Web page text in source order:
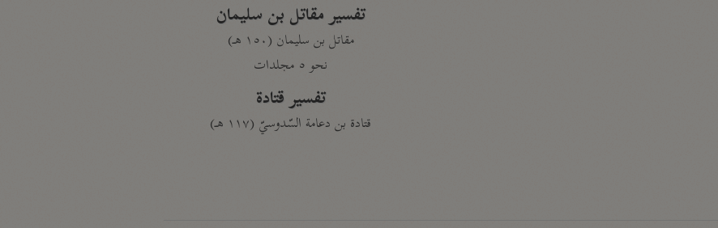
تفسير مقاتل بن سليمان
مقاتل بن سليمان (١٥٠ هـ)
نحو ٥ مجلدات
تفسير قتادة
قتادة بن دعامة السّدوسيّ (١١٧ هـ)